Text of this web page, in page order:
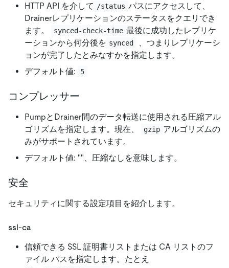
HTTP API を介して /status パスにアクセスして、
Drainerレプリケーションのステータスをクエリでき
ます。
synced-check-time 最後に成功したレプリケ
ーションから何分後を synced
、つまりレプリケーシ
ョンが完了したとみなすかを指定します。
デフォルト値:
5
コンプレッサー
PumpとDrainer間のデータ転送に使用される圧縮アル
ゴリズムを指定します。現在、
gzip アルゴリズムの
みがサポートされています。
デフォルト値: ""、圧縮なしを意味します。
安全
セキュリティに関する設定項目を紹介します。
ssl-ca
信頼できる SSL 証明書リストまたは CA リストのフ
ァイル パスを指定します。たとえ